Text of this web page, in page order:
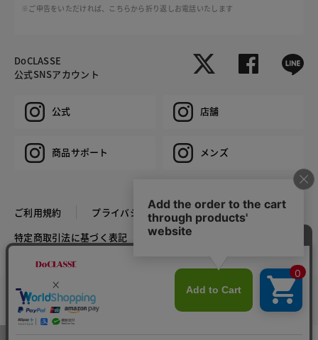
カラー・サイズを選択する
※ご申告をいただければ、こちらから折り返しお電話いたします
DoCLASSE
公式SNSアカウント
公式 店舗
商品サポート メンズ
ご利用規約
プライバシーポリシー
特定商取引法に基づく表記
推奨環境
COPYRIGHT © DoCLASSE ALL RIGHTS RESERVED.